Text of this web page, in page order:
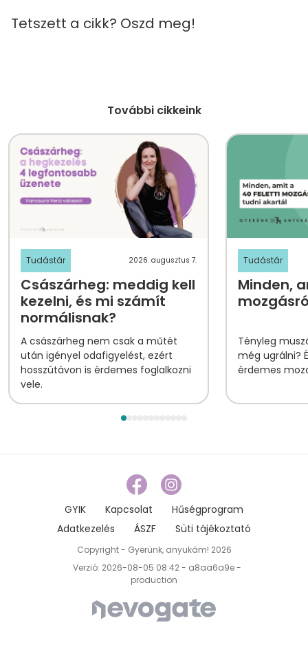
Tetszett a cikk? Oszd meg!
További cikkeink
Tudástár 2026. augusztus 7.
Császárheg: meddig kell
kezelni, és mi számít
normálisnak?
A császárheg nem csak a műtét
után igényel odafigyelést, ezért
hosszútávon is érdemes foglalkozni
vele.
Tudástár
Minden,
Tényleg
még ugrálni?
érdemes
GYIK Kapcsolat
Hűségprogram
Adatkezelés
ÁSZF Süti tájékoztató
Copyright - Gyerünk, anyukám! 2026
Verzió: 2026-08-05 08:42 - a8aa6a9e -
production